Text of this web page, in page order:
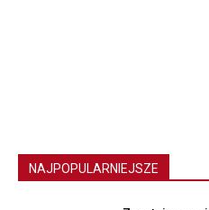
NAJPOPULARNIEJSZE